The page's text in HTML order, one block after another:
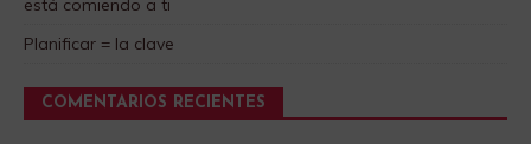
está comiendo a ti
Planificar = la clave
COMENTARIOS RECIENTES